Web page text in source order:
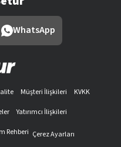
WhatsApp
Müşteri İlişkileri
KVKK
Yatırımcı İlişkileri
Rehberi Çerez Ayarları